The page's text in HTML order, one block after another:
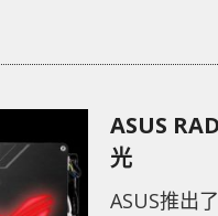
Pached
ASUS
光
ASUS推出